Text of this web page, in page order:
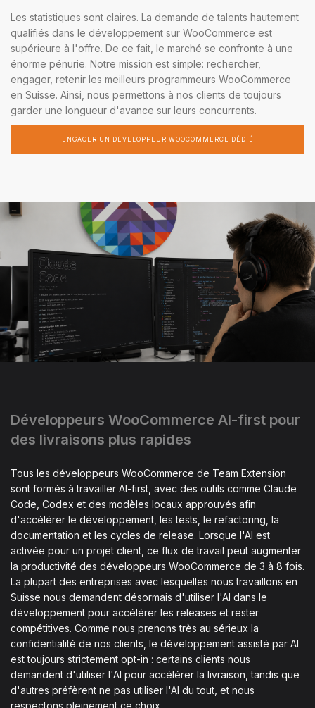
Les statistiques sont claires. La demande de talents hautement
qualifiés dans le développement sur WooCommerce est
supérieure à l'offre. De ce fait, le marché se confronte à une
énorme pénurie. Notre mission est simple: rechercher,
engager, retenir les meilleurs programmeurs WooCommerce
en Suisse. Ainsi, nous permettons à nos clients de toujours
garder une longueur d'avance sur leurs concurrents.
ENGAGER UN DÉVELOPPEUR WOOCOMMERCE DÉDIÉ
Développeurs WooCommerce AI-first pour
des livraisons plus rapides
Tous les développeurs WooCommerce de Team Extension
sont formés à travailler AI-first, avec des outils comme Claude
Code, Codex et des modèles locaux approuvés afin
d'accélérer le développement, les tests, le refactoring, la
documentation et les cycles de release. Lorsque l'AI est
activée pour un projet client, ce flux de travail peut augmenter
la productivité des développeurs WooCommerce de 3 à 8 fois.
La plupart des entreprises avec lesquelles nous travaillons en
Suisse nous demandent désormais d'utiliser l'AI dans le
développement pour accélérer les releases et rester
compétitives. Comme nous prenons très au sérieux la
confidentialité de nos clients, le développement assisté par AI
est toujours strictement opt-in : certains clients nous
demandent d'utiliser l'AI pour accélérer la livraison, tandis que
d'autres préfèrent ne pas utiliser l'AI du tout, et nous